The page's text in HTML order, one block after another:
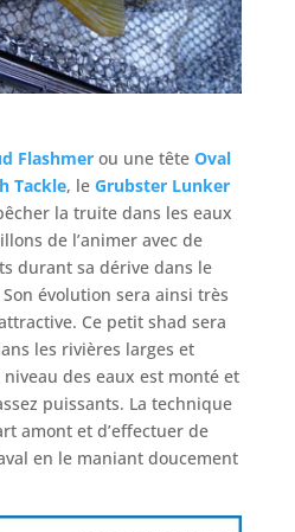
Flashmer ou une têteOval
Tackle, le Grubster Lunker
la truite dans les eaux
de l’animer avec de
durant sa dérive dans le
évolution sera ainsi très
Ce petit shad sera
les rivières larges et
des eaux est monté et
puissants. La technique
amont et d’effectuer de
en le maniant doucement